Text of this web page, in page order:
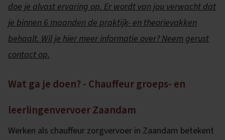
doe je alvast ervaring op. Er wordt van jou verwacht dat
je binnen 6 maanden de praktijk- en theorievakken
behaalt. Wil je hier meer informatie over? Neem gerust
contact op.
Wat ga je doen? - Chauffeur groeps- en
leerlingenvervoer Zaandam
Werken als chauffeur zorgvervoer in Zaandam betekent